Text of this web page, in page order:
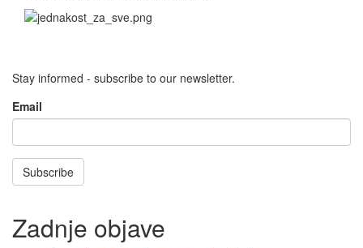
Stay informed - subscribe to our newsletter.
Email
Subscribe
Zadnje objave